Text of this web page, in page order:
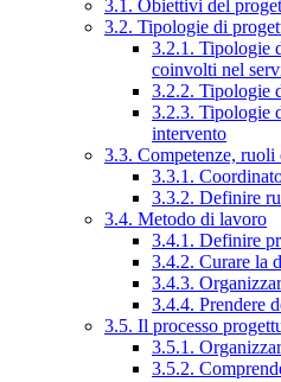
3.1. Obiettivi del
3.2. Tipologie di
3.2.1. Tipologie
coinvolti nel
3.2.2. Tipologie
3.2.3. Tipologie
intervento
3.3. Competenze,
3.3.1.
3.3.2. Definire
3.4. Metodo di lavoro
3.4.1. Definire
3.4.2. Curare la
3.4.3.
3.4.4. Prendere
3.5. Il processo
3.5.1.
3.5.2.